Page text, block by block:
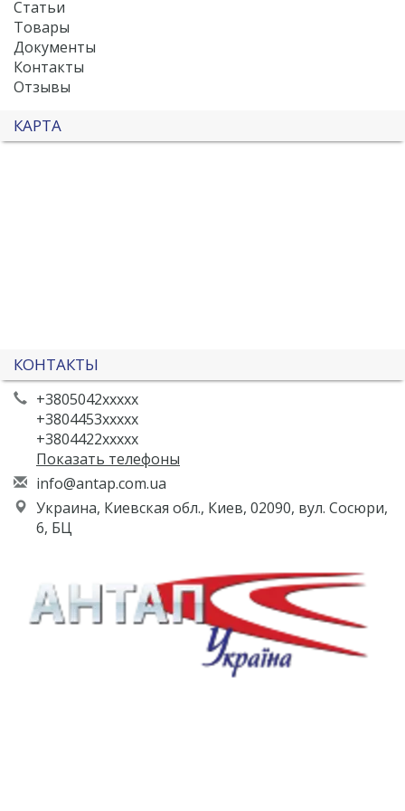
Статьи
Товары
Документы
Контакты
Отзывы
КАРТА
КОНТАКТЫ
+3805042xxxxx
+3804453xxxxx
+3804422xxxxx
Показать телефоны
info@antap.com.ua
Украина, Киевская обл., Киев, 02090, вул. Сосюри,
6, БЦ